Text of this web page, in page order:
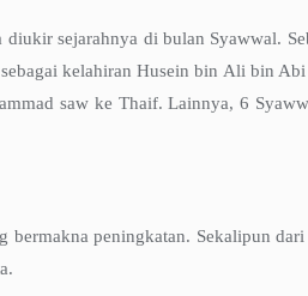
sejarahnya di bulan Syawwal.
kelahiran Husein bin Ali bin
saw ke Thaif. Lainnya, 6
bermakna peningkatan. Sekalipun